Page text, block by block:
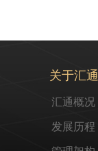
关于汇通
汇通概况
发展历程